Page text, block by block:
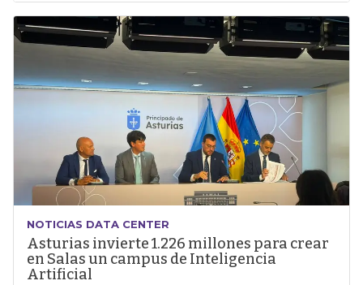
NOTICIAS DATA CENTER
Asturias invierte 1.226 millones para crear
en Salas un campus de Inteligencia
Artificial